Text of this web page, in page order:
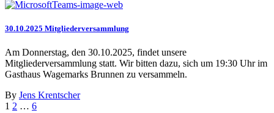
30.10.2025 Mitgliederversammlung
Am Donnerstag, den 30.10.2025, findet unsere
Mitgliederversammlung statt. Wir bitten dazu, sich um 19:30 Uhr im
Gasthaus Wagemarks Brunnen zu versammeln.
By Jens Krentscher
1 2 … 6